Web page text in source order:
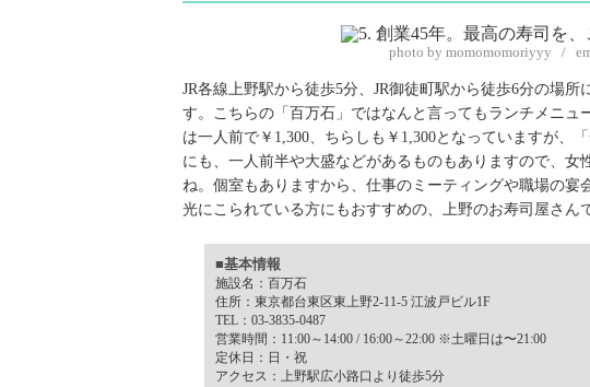
photo by momomomoriyyy /
JR各線上野駅から徒歩5分、JR御徒町駅から徒歩6分の場
す。こちらの「百万石」ではなんと言ってもランチメニュ
は一人前で￥1,300、ちらしも￥1,300となっていますが
にも、一人前半や大盛などがあるものもありますので、
ね。個室もありますから、仕事のミーティングや職場の
光にこられている方にもおすすめの、上野のお寿司屋さん
■基本情報
施設名：百万石
住所：東京都台東区東上野2-11-5 江波戸ビル1F
TEL：03-3835-0487
営業時間：11:00～14:00 / 16:00～22:00 ※土曜日は〜21:00
定休日：日・祝
アクセス：上野駅広小路口より徒歩5分